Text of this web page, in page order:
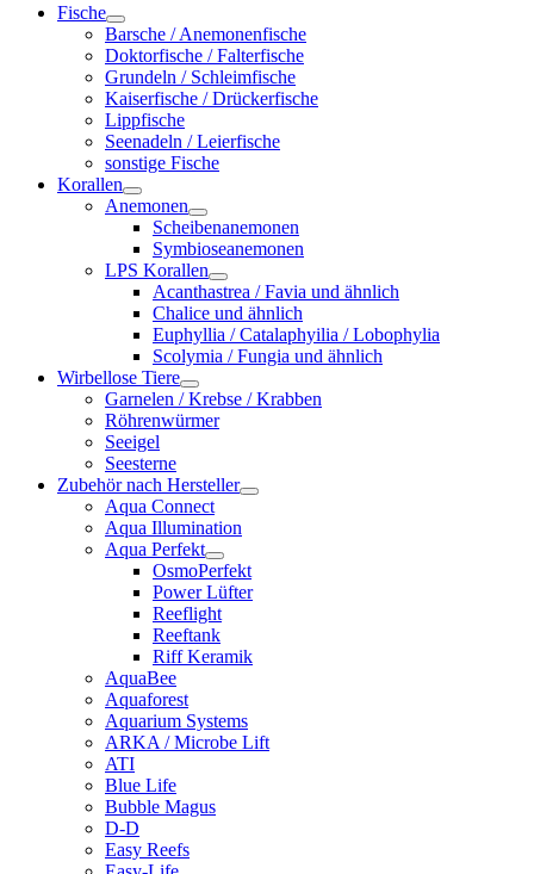
Fische
Barsche / Anemonenfische
Doktorfische / Falterfische
Grundeln / Schleimfische
Kaiserfische / Drückerfische
Lippfische
Seenadeln / Leierfische
sonstige Fische
Korallen
Anemonen
Scheibenanemonen
Symbioseanemonen
LPS Korallen
Acanthastrea / Favia und ähnlich
Chalice und ähnlich
Euphyllia / Catalaphyilia / Lobophylia
Scolymia / Fungia und ähnlich
Wirbellose Tiere
Garnelen / Krebse / Krabben
Röhrenwürmer
Seeigel
Seesterne
Zubehör nach Hersteller
Aqua Connect
Aqua Illumination
Aqua Perfekt
OsmoPerfekt
Power Lüfter
Reeflight
Reeftank
Riff Keramik
AquaBee
Aquaforest
Aquarium Systems
ARKA / Microbe Lift
ATI
Blue Life
Bubble Magus
D-D
Easy Reefs